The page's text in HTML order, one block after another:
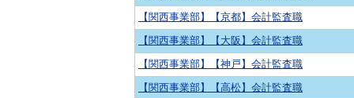
【関西事業部】【京都】会計監査職
【関西事業部】【大阪】会計監査職
【関西事業部】【神戸】会計監査職
【関西事業部】【高松】会計監査職